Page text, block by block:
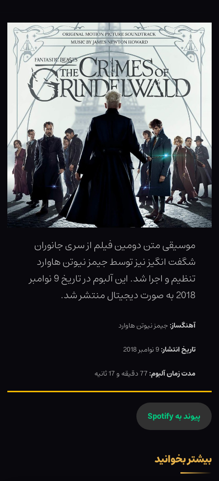
موسیقی متن دومین فیلم از سری جانوران
شگفت انگیز نیز توسط جیمز نیوتن هاوارد
تنظیم و اجرا شد. این آلبوم در تاریخ 9 نوامبر
2018 به صورت دیجیتال منتشر شد.
آهنگساز: جیمز نیوتن هاوارد
تاریخ انتشار:
مدت زمان آلبوم: 77 دقیقه و 17 ثانیه
پیوند به Spotify
بیشتر بخوانید